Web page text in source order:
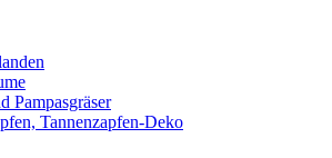
Pampasgräser
Tannenzapfen-Deko